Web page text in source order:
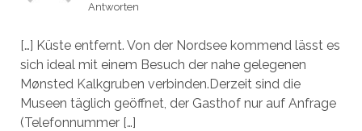
Antworten
[…] Küste entfernt. Von der Nordsee kommend lässt es
sich ideal mit einem Besuch der nahe gelegenen
Mønsted Kalkgruben verbinden.Derzeit sind die
Museen täglich geöffnet, der Gasthof nur auf Anfrage
(Telefonnummer […]